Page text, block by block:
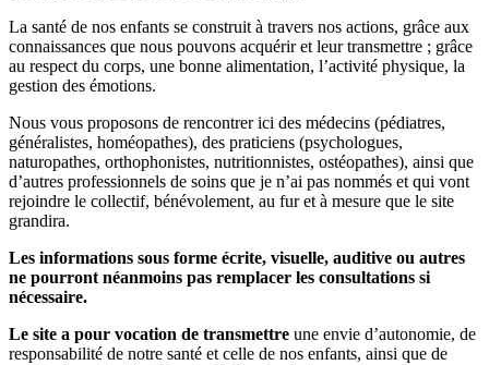
La santé de nos enfants se construit à travers nos actions, grâce aux
connaissances que nous pouvons acquérir et leur transmettre ; grâce
au respect du corps, une bonne alimentation, l’activité physique, la
gestion des émotions.
Nous vous proposons de rencontrer ici des médecins (pédiatres,
généralistes, homéopathes), des praticiens (psychologues,
naturopathes, orthophonistes, nutritionnistes, ostéopathes), ainsi que
d’autres professionnels de soins que je n’ai pas nommés et qui vont
rejoindre le collectif, bénévolement, au fur et à mesure que le site
grandira.
Les informations sous forme écrite, visuelle, auditive ou autres
ne pourront néanmoins pas remplacer les consultations si
nécessaire.
Le site a pour vocation de transmettre une envie d’autonomie, de
responsabilité de notre santé et celle de nos enfants, ainsi que de